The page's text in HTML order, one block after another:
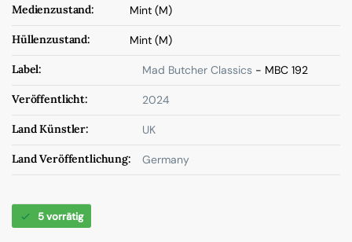
Medienzustand: Mint (M)
Hüllenzustand: Mint (M)
Label: Mad Butcher Classics - MBC 192
Veröffentlicht: 2024
Land Künstler: UK
Land Veröffentlichung: Germany
5 vorrätig